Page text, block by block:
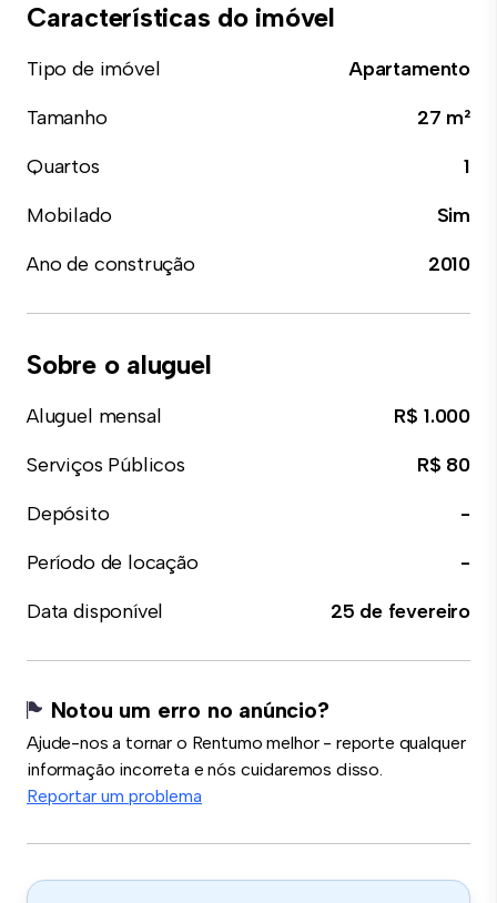
Características do imóvel
Tipo de imóvel
Apartamento
Tamanho
27 m²
Quartos
1
Mobilado
Sim
Ano de construção
2010
Sobre o aluguel
Aluguel mensal
R$ 1.000
Serviços Públicos
R$ 80
Depósito
-
Período de locação
-
Data disponível
25 de fevereiro
Notou um erro no anúncio?
Ajude-nos a tornar o Rentumo melhor - reporte qualquer
informação incorreta e nós cuidaremos disso.
Reportar um problema